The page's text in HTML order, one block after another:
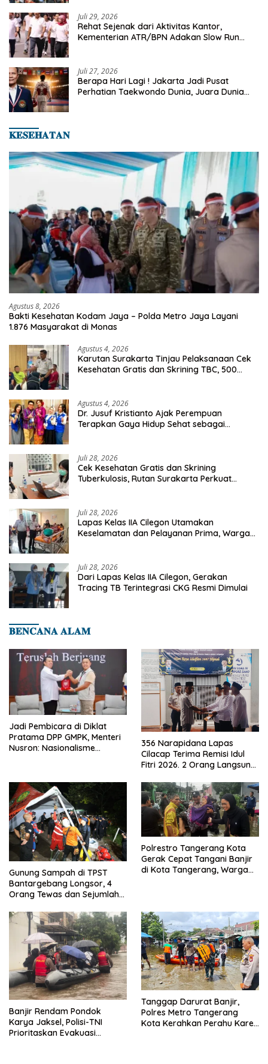
Juli 29, 2026
Rehat Sejenak dari Aktivitas Kantor,
Kementerian ATR/BPN Adakan Slow Run
Juli 27, 2026
Berapa Hari Lagi ! Jakarta Jadi Pusat
Perhatian Taekwondo Dunia, Juara Dunia
𝐊𝐄𝐒𝐄𝐇𝐀𝐓𝐀𝐍
Agustus 8, 2026
Bakti Kesehatan Kodam Jaya – Polda Metro Jaya Layani
1.876 Masyarakat di Monas
Agustus 4, 2026
Karutan Surakarta Tinjau Pelaksanaan Cek
Kesehatan Gratis dan Skrining TBC, 500
Agustus 4, 2026
Dr. Jusuf Kristianto Ajak Perempuan
Terapkan Gaya Hidup Sehat sebagai
Juli 28, 2026
Cek Kesehatan Gratis dan Skrining
Tuberkulosis, Rutan Surakarta Perkuat
Juli 28, 2026
Lapas Kelas IIA Cilegon Utamakan
Keselamatan dan Pelayanan Prima, Warga
Juli 28, 2026
Dari Lapas Kelas IIA Cilegon, Gerakan
Tracing TB Terintegrasi CKG Resmi Dimulai
𝐁𝐄𝐍𝐂𝐀𝐍𝐀 𝐀𝐋𝐀𝐌
Jadi Pembicara di Diklat
Pratama DPP GMPK, Menteri
Nusron: Nasionalisme
356 Narapidana Lapas
Cilacap Terima Remisi Idul
Fitri 2026. 2 Orang Langsung
Gunung Sampah di TPST
Bantargebang Longsor, 4
Orang Tewas dan Sejumlah
Polrestro Tangerang Kota
Gerak Cepat Tangani Banjir
di Kota Tangerang, Warga
Banjir Rendam Pondok
Karya Jaksel, Polisi-TNI
Prioritaskan Evakuasi
Tanggap Darurat Banjir,
Polres Metro Tangerang
Kota Kerahkan Perahu Karet